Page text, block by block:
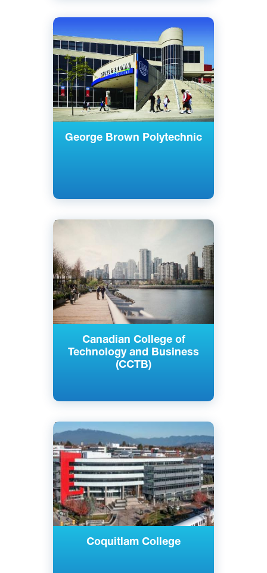
George Brown Polytechnic
Английский
Торонто, Канада
Государственный
Canadian College of
Technology and Business
(CCTB)
Английский
Частный
Coquitlam College
Английский
Ванкувер, Сарри, Канада
Частный